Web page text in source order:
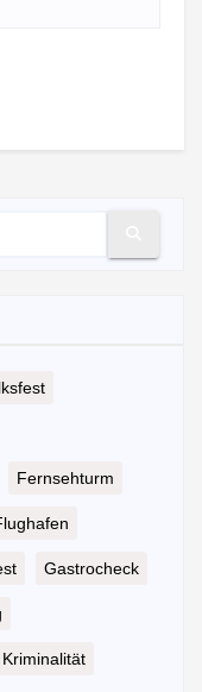
Fernsehturm
Gastrocheck
Kriminalität